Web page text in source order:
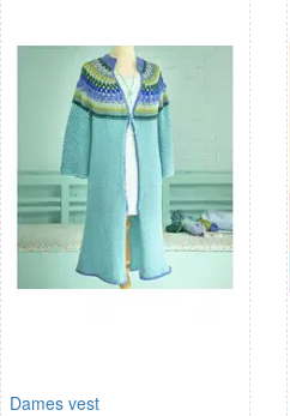
Dames vest